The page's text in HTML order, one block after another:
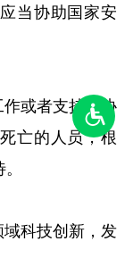
当协助国家安
或者支持、协
亡的人员，根
科技创新，发